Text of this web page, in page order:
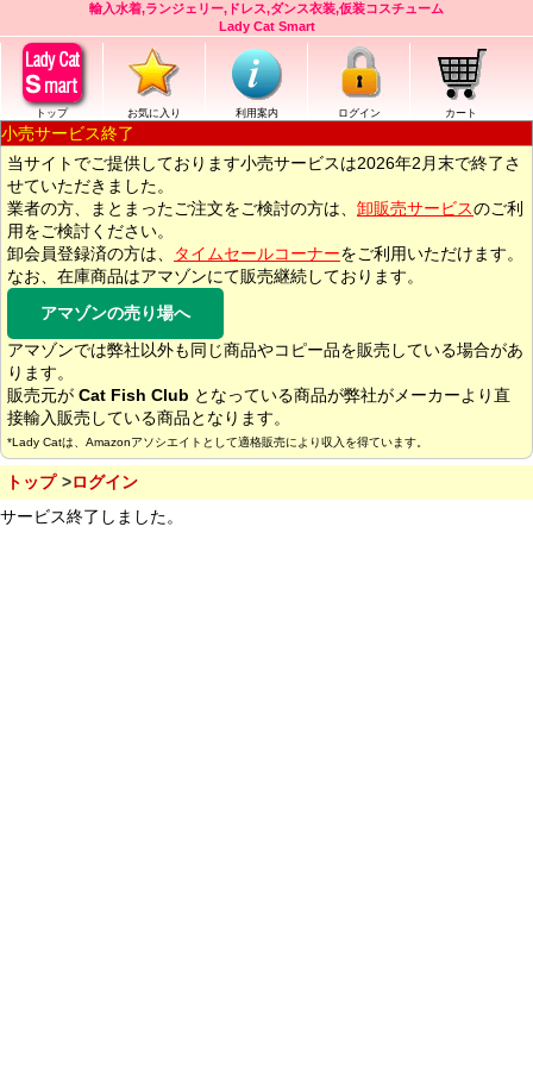
輸入水着,ランジェリー,ドレス,ダンス衣装,仮装コスチューム
Lady Cat Smart
トップ お気に入り 利用案内 ログイン カート
小売サービス終了
当サイトでご提供しております小売サービスは2026年2月末で終了さ
せていただきました。
業者の方、まとまったご注文をご検討の方は、 卸販売サービスのご利
用をご検討ください。
卸会員登録済の方は、
タイムセールコーナーをご利用いただけます。
なお、在庫商品はアマゾンにて販売継続しております。
アマゾンの売り場へ
アマゾンでは弊社以外も同じ商品やコピー品を販売している場合があ
ります。
販売元が Cat Fish Club となっている商品が弊社がメーカーより直
接輸入販売している商品となります。
*Lady Catは、Amazonアソシエイトとして適格販売により収入を得ています。
トップ
ログイン
サービス終了しました。